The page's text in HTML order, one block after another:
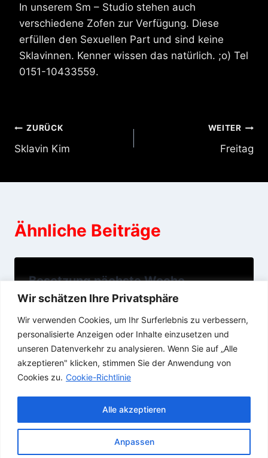
Wir schätzen Ihre Privatsphäre
Wir verwenden Cookies, um Ihr Surferlebnis zu verbessern,
personalisierte Anzeigen oder Inhalte einzusetzen und
unseren Datenverkehr zu analysieren. Wenn Sie auf „Alle
akzeptieren" klicken, stimmen Sie der Anwendung von
Cookies zu. Cookie-Richtlinie
Anpassen
Alle akzeptieren
In unserem Sm – Studio stehen auch
verschiedene Zofen zur Verfügung. Diese
erfüllen den Sexuellen Part und sind keine
Sklavinnen. Kenner wissen das natürlich. ;o) Tel
0151-10433559.
Beitragsnavigation
ZURÜCK
Sklavin Kim
WEITER
Freitag
Ähnliche Beiträge
Besetzung nächste Woche
01/04/2016